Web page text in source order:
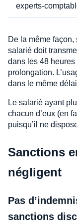
experts-
De la même façon,
salarié doit
dans les 48
prolongation.
dans le même
Le salarié ayant
chacun d’eux (en
puisqu’il ne
Sanctions
négligent
Pas
sanctions